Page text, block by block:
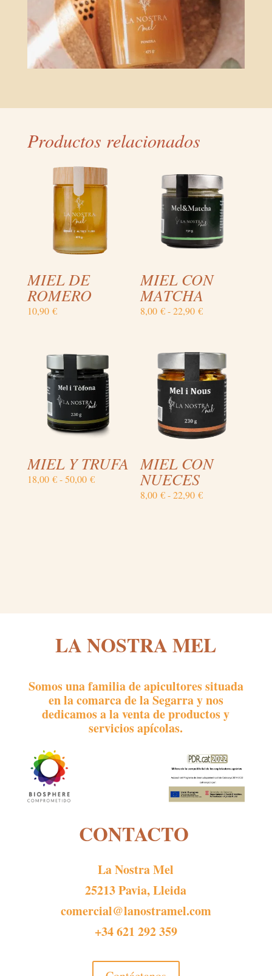
Productos relacionados
MIEL DE
ROMERO
10,90€
MIEL CON
MATCHA
8,00€-22,90€Rango
desde
8,00 €
hasta
22,90 €
MIEL Y TRUFA
18,00€-50,00€Rango
MIEL CON
NUECES
8,00€-22,90€Rango
LA NOSTRA MEL
Somos una familia de apicultores situada
en la comarca de la Segarra y nos
dedicamos a la venta de productos y
servicios apícolas.
CONTACTO
La Nostra Mel
25213 Pavia, Lleida
comercial@lanostramel.com
+34 621 292 359